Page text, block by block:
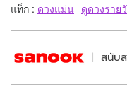
แท็ก : ดวงแม่น ดูดวงราย
สนับ